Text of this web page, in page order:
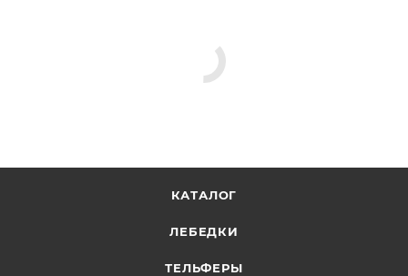
КАТАЛОГ
ЛЕБЕДКИ
ТЕЛЬФЕРЫ